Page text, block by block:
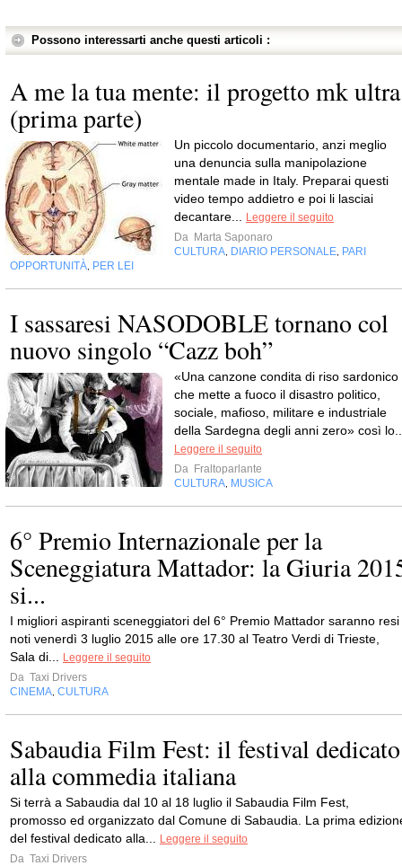
Possono interessarti anche questi articoli :
A me la tua mente: il progetto mk ultra
(prima parte)
Un piccolo documentario, anzi meglio
una denuncia sulla manipolazione
mentale made in Italy. Preparai questi
video tempo addietro e poi li lasciai
decantare...
Leggere il seguito
Da Marta Saponaro
CULTURA DIARIO PERSONALE PARI
OPPORTUNITÀ PER LEI
I sassaresi NASODOBLE tornano col
nuovo singolo “Cazz boh”
«Una canzone condita di riso sardonico
che mette a fuoco il disastro politico,
sociale, mafioso, militare e industriale
della Sardegna degli anni zero» così
Leggere il seguito
Da Fraltoparlante
CULTURA MUSICA
6° Premio Internazionale per la
Sceneggiatura Mattador: la Giuria
si...
I migliori aspiranti sceneggiatori del 6° Premio Mattador saranno resi
noti venerdì 3 luglio 2015 alle ore 17.30 al Teatro Verdi di Trieste,
Sala di...
Leggere il seguito
Da Taxi Drivers
CINEMA CULTURA
Sabaudia Film Fest: il festival dedicato
alla commedia italiana
Si terrà a Sabaudia dal 10 al 18 luglio il Sabaudia Film Fest,
promosso ed organizzato dal Comune di Sabaudia. La prima
del festival dedicato alla...
Leggere il seguito
Da Taxi Drivers